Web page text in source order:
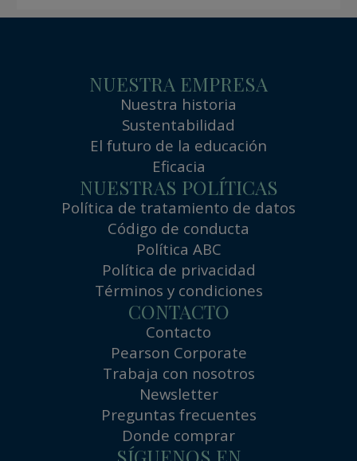
NUESTRA EMPRESA
Nuestra historia
Sustentabilidad
El futuro de la educación
Eficacia
NUESTRAS POLÍTICAS
Política de tratamiento de datos
Código de conducta
Política ABC
Política de privacidad
Términos y condiciones
CONTACTO
Contacto
Pearson Corporate
Trabaja con nosotros
Newsletter
Preguntas frecuentes
Donde comprar